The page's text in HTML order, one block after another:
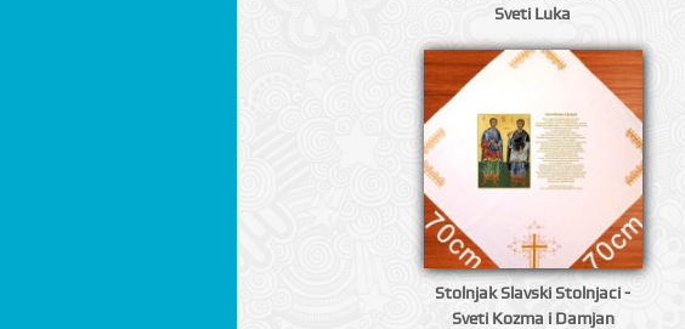
Sveti Luka
Stolnjak Slavski Stolnjaci -
Sveti Kozma i Damjan